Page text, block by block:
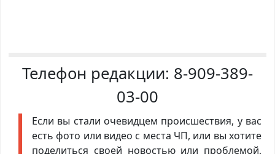
Телефон редакции: 8-909-389-
03-00
Если вы стали очевидцем происшествия, у вас
есть фото или видео с места ЧП, или вы хотите
поделиться своей новостью или проблемой,